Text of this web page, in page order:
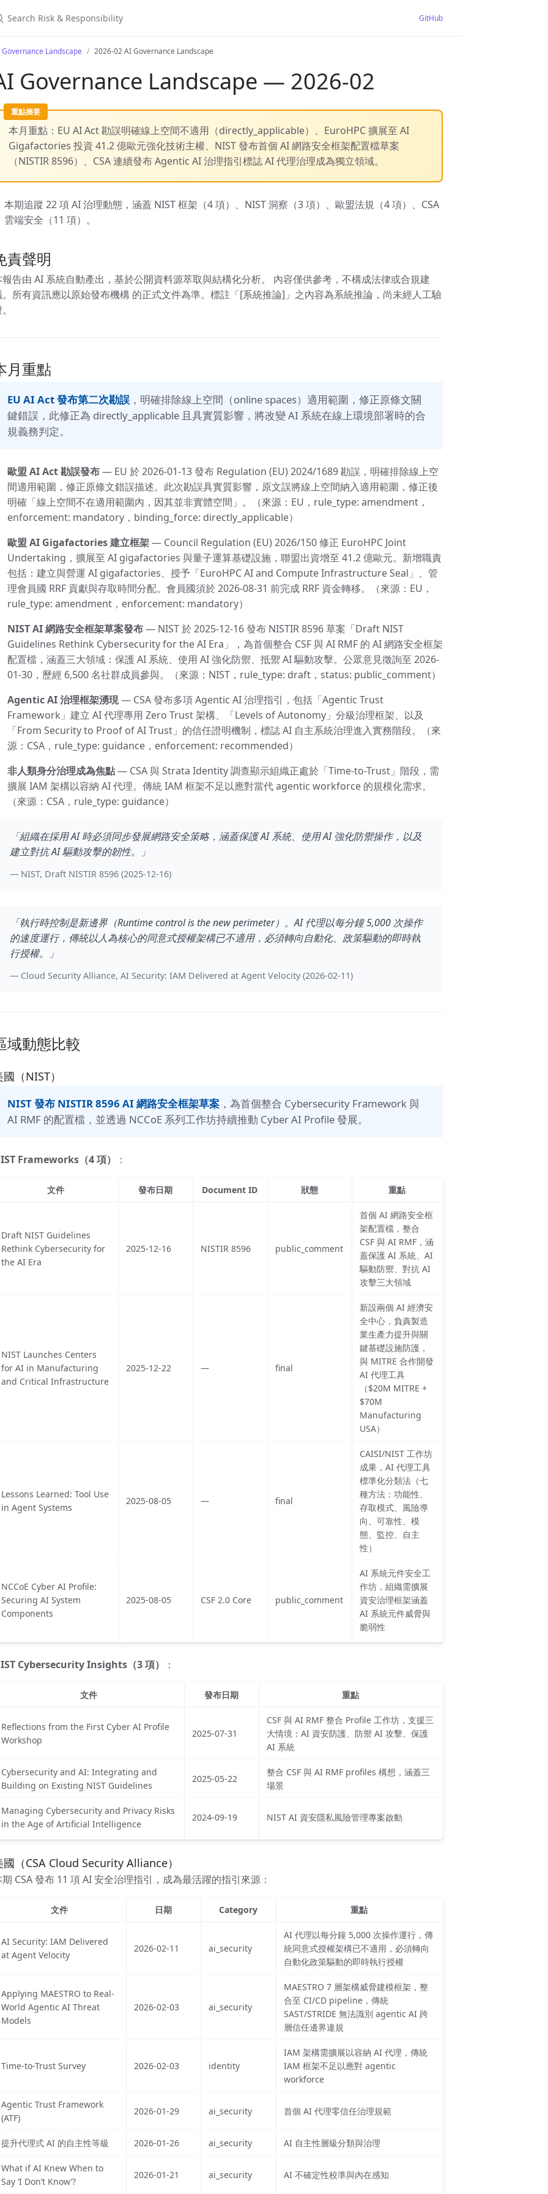
GitHub
Governance Landscape 2026-02 AI Governance Landscape
Governance Landscape — 2026-02
本月重點：EU AI Act 勘誤明確線上空間不適用（directly_applicable）、EuroHPC 擴展至 AI
Gigafactories 投資 41.2 億歐元強化技術主權、NIST 發布首個 AI 網路安全框架配置檔草案
（NISTIR 8596）、CSA 連續發布 Agentic AI 治理指引標誌 AI 代理治理成為獨立領域。
本期追蹤 22 項 AI 治理動態，涵蓋 NIST 框架（4 項）、NIST 洞察（3 項）、歐盟法規（4 項）、CSA
雲端安全（11 項）。
責聲明
報告由 AI 系統自動產出，基於公開資料源萃取與結構化分析。 內容僅供參考，不構成法律或合規建
。所有資訊應以原始發布機構 的正式文件為準。標註「[系統推論]」之內容為系統推論，尚未經人工驗
月重點
EU AI Act 發布第二次勘誤 ，明確排除線上空間（online spaces）適用範圍，修正原條文關
鍵錯誤，此修正為 directly_applicable 且具實質影響，將改變 AI 系統在線上環境部署時的合
規義務判定。
歐盟 AI Act 勘誤發布— EU 於 2026-01-13 發布 Regulation (EU) 2024/1689 勘誤，明確排除線上空
間適用範圍，修正原條文錯誤描述。此次勘誤具實質影響，原文誤將線上空間納入適用範圍，修正後
明確「線上空間不在適用範圍內，因其並非實體空間」。（來源：EU，rule_type: amendment，
enforcement: mandatory，binding_force: directly_applicable）
歐盟 AI Gigafactories 建立框架— Council Regulation (EU) 2026/150 修正 EuroHPC Joint
Undertaking，擴展至 AI gigafactories 與量子運算基礎設施，聯盟出資增至 41.2 億歐元。新增職責
包括：建立與營運 AI gigafactories、授予「EuroHPC AI and Compute Infrastructure Seal」、管
理會員國 RRF 貢獻與存取時間分配。會員國須於 2026-08-31 前完成 RRF 資金轉移。（來源：EU，
rule_type: amendment，enforcement: mandatory）
NIST AI 網路安全框架草案發布— NIST 於 2025-12-16 發布 NISTIR 8596 草案「Draft NIST
Guidelines Rethink Cybersecurity for the AI Era」，為首個整合 CSF 與 AI RMF 的 AI 網路安全框架
配置檔，涵蓋三大領域：保護 AI 系統、使用 AI 強化防禦、抵禦 AI 驅動攻擊。公眾意見徵詢至 2026-
01-30，歷經 6,500 名社群成員參與。（來源：NIST，rule_type: draft，status: public_comment）
Agentic AI 治理框架湧現— CSA 發布多項 Agentic AI 治理指引，包括「Agentic Trust
Framework」建立 AI 代理專用 Zero Trust 架構、「Levels of Autonomy」分級治理框架、以及
「From Security to Proof of AI Trust」的信任證明機制，標誌 AI 自主系統治理進入實務階段。（來
源：CSA，rule_type: guidance，enforcement: recommended）
非人類身分治理成為焦點— CSA 與 Strata Identity 調查顯示組織正處於「Time-to-Trust」階段，需
擴展 IAM 架構以容納 AI 代理。傳統 IAM 框架不足以應對當代 agentic workforce 的規模化需求。
（來源：CSA，rule_type: guidance）
「組織在採用 AI 時必須同步發展網路安全策略，涵蓋保護 AI 系統、使用 AI 強化防禦操作，以及
建立對抗 AI 驅動攻擊的韌性。」
NIST, Draft NISTIR 8596 (2025-12-16)
「執行時控制是新邊界（Runtime control is the new perimeter）。AI 代理以每分鐘 5,000 次操作
的速度運行，傳統以人為核心的同意式授權架構已不適用，必須轉向自動化、政策驅動的即時執
行授權。」
Cloud Security Alliance, AI Security: IAM Delivered at Agent Velocity (2026-02-11)
域動態比較
（NIST）
NIST 發布 NISTIR 8596 AI 網路安全框架草案 ，為首個整合 Cybersecurity Framework 與
AI RMF 的配置檔，並透過 NCCoE 系列工作坊持續推動 Cyber AI Profile 發展。
Frameworks（4 項） ：
文件 發布日期 Document ID 狀態 重點
Draft NIST Guidelines
Rethink Cybersecurity for
the AI Era
2025-12-16 NISTIR 8596 public_comment
首個 AI 網路安全框
架配置檔，整合
CSF 與 AI RMF，涵
蓋保護 AI 系統、AI
驅動防禦、對抗 AI
攻擊三大領域
NIST Launches Centers
for AI in Manufacturing
and Critical Infrastructure
2025-12-22 — final
新設兩個 AI 經濟安
全中心，負責製造
業生產力提升與關
鍵基礎設施防護，
與 MITRE 合作開發
AI 代理工具
（$20M MITRE +
$70M
Manufacturing
USA）
Lessons Learned: Tool Use
in Agent Systems
2025-08-05 — final
CAISI/NIST 工作坊
成果，AI 代理工具
標準化分類法（七
種方法：功能性、
存取模式、風險導
向、可靠性、模
態、監控、自主
性）
NCCoE Cyber AI Profile:
Securing AI System
Components
2025-08-05 CSF 2.0 Core public_comment
AI 系統元件安全工
作坊，組織需擴展
資安治理框架涵蓋
AI 系統元件威脅與
脆弱性
Cybersecurity Insights（3 項） ：
文件 發布日期 重點
Reflections from the First Cyber AI Profile
Workshop
2025-07-31
CSF 與 AI RMF 整合 Profile 工作坊，支援三
大情境：AI 資安防護、防禦 AI 攻擊、保護
AI 系統
Cybersecurity and AI: Integrating and
Building on Existing NIST Guidelines
2025-05-22
整合 CSF 與 AI RMF profiles 構想，涵蓋三
場景
Managing Cybersecurity and Privacy Risks
in the Age of Artificial Intelligence
2024-09-19 NIST AI 資安隱私風險管理專案啟動
國（CSA Cloud Security Alliance）
CSA 發布 11 項 AI 安全治理指引，成為最活躍的指引來源：
文件 日期 Category 重點
AI Security: IAM Delivered
at Agent Velocity
2026-02-11 ai_security
AI 代理以每分鐘 5,000 次操作運行，傳
統同意式授權架構已不適用，必須轉向
自動化政策驅動的即時執行授權
Applying MAESTRO to Real-
World Agentic AI Threat
Models
2026-02-03 ai_security
MAESTRO 7 層架構威脅建模框架，整
合至 CI/CD pipeline，傳統
SAST/STRIDE 無法識別 agentic AI 跨
層信任邊界違規
Time-to-Trust Survey 2026-02-03 identity
IAM 架構需擴展以容納 AI 代理，傳統
IAM 框架不足以應對 agentic
workforce
Agentic Trust Framework
(ATF)
2026-01-29 ai_security 首個 AI 代理零信任治理規範
提升代理式 AI 的自主性等級 2026-01-26 ai_security AI 自主性層級分類與治理
What if AI Knew When to
Say ‘I Don’t Know’?
2026-01-21 ai_security AI 不確定性校準與內在感知